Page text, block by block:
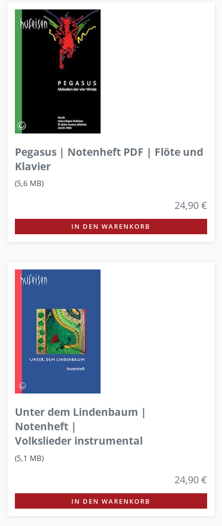
Pegasus | Notenheft PDF | Flöte und
Klavier
(5,6 MB)
24,90 €
IN DEN WARENKORB
Unter dem Lindenbaum |
Notenheft |
Volkslieder instrumental
(5,1 MB)
24,90 €
IN DEN WARENKORB